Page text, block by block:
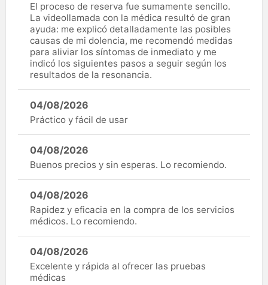
El proceso de reserva fue sumamente sencillo.
La videollamada con la médica resultó de gran
ayuda: me explicó detalladamente las posibles
causas de mi dolencia, me recomendó medidas
para aliviar los síntomas de inmediato y me
indicó los siguientes pasos a seguir según los
resultados de la resonancia.
04/08/2026
Práctico y fácil de usar
04/08/2026
Buenos precios y sin esperas. Lo recomiendo.
04/08/2026
Rapidez y eficacia en la compra de los servicios
médicos. Lo recomiendo.
04/08/2026
Excelente y rápida al ofrecer las pruebas
médicas